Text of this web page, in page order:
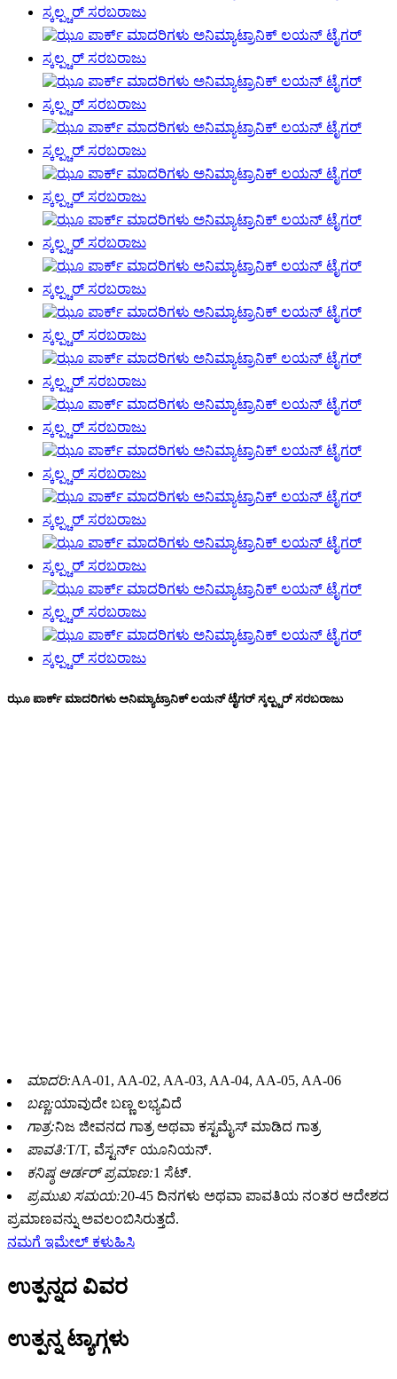
ಝೂ ಪಾರ್ಕ್ ಮಾದರಿಗಳು ಅನಿಮ್ಯಾಟ್ರಾನಿಕ್ ಲಯನ್ ಟೈಗರ್ ಸ್ಕಲ್ಪ್ಚರ್ ಸರಬರಾಜು
ಮಾದರಿ:AA-01, AA-02, AA-03, AA-04, AA-05, AA-06
ಬಣ್ಣ:ಯಾವುದೇ ಬಣ್ಣ ಲಭ್ಯವಿದೆ
ಗಾತ್ರ:ನಿಜ ಜೀವನದ ಗಾತ್ರ ಅಥವಾ ಕಸ್ಟಮೈಸ್ ಮಾಡಿದ ಗಾತ್ರ
ಪಾವತಿ:T/T, ವೆಸ್ಟರ್ನ್ ಯೂನಿಯನ್.
ಕನಿಷ್ಠ ಆರ್ಡರ್ ಪ್ರಮಾಣ:1 ಸೆಟ್.
ಪ್ರಮುಖ ಸಮಯ:20-45 ದಿನಗಳು ಅಥವಾ ಪಾವತಿಯ ನಂತರ ಆದೇಶದ
ಪ್ರಮಾಣವನ್ನು ಅವಲಂಬಿಸಿರುತ್ತದೆ.
ನಮಗೆ ಇಮೇಲ್ ಕಳುಹಿಸಿ
ಉತ್ಪನ್ನದ ವಿವರ
ಉತ್ಪನ್ನ ಟ್ಯಾಗ್ಗಳು